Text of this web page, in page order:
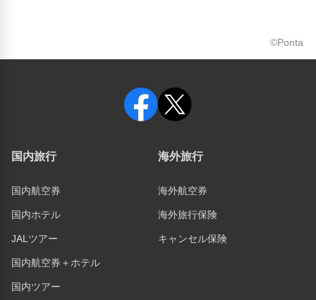
©Ponta
国内旅行
国内航空券
国内ホテル
JALツアー
国内航空券＋ホテル
国内ツアー
海外旅行
海外航空券
海外旅行保険
キャンセル保険